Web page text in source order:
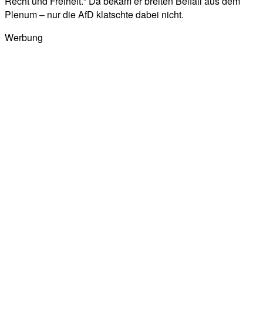
Plenum – nur die AfD klatschte dabei nicht.
Werbung